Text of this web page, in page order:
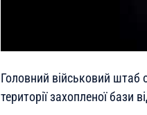
Головний військовий штаб
території захопленої бази